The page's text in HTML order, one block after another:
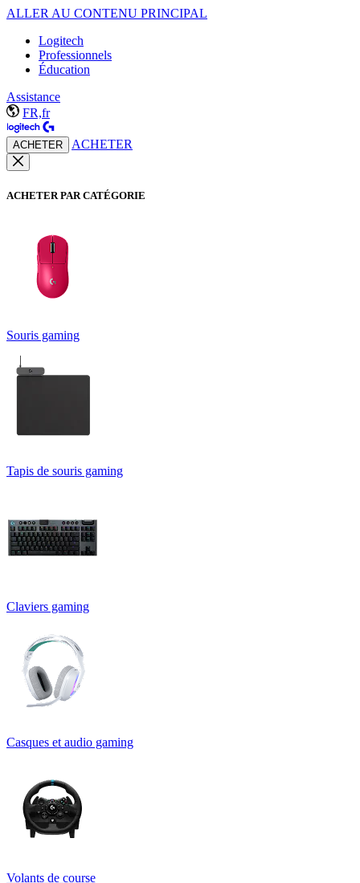
ALLER AU CONTENU PRINCIPAL
Logitech
Professionnels
Éducation
Assistance
FR,fr
ACHETER ACHETER
ACHETER PAR CATÉGORIE
Souris gaming
Tapis de souris gaming
Claviers gaming
Casques et audio gaming
Volants de course